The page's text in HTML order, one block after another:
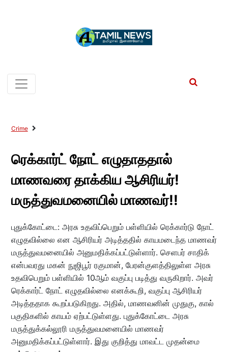
Crime
ரெக்கார்ட் நோட் எழுதாததால்
மாணவரை தாக்கிய ஆசிரியர்!
மருத்துவமனையில் மாணவர்!!
புதுக்கோட்டை: அரசு உதவிப்பெறும் பள்ளியில் ரெக்கார்டு நோட்
எழுதவில்லை என ஆசிரியர் அடித்ததில் காயமடைந்த மாணவர்
மருத்துவமனையில் அனுமதிக்கப்பட்டுள்ளார். செளபர் சாதிக்
என்பவரது மகன் நுஜிபூர் ரகுமான், பேரன்குளத்திலுள்ள அரசு
உதவிபெறும் பள்ளியில் 10ஆம் வகுப்பு படித்து வருகிறார். அவர்
ரெக்கார்ட் நோட் எழுதவில்லை எனக்கூறி, வகுப்பு ஆசிரியர்
அடித்ததாக கூறப்படுகிறது. அதில், மாணவனின் முதுகு, கால்
பகுதிகளில் காயம் ஏற்பட்டுள்ளது. புதுக்கோட்டை அரசு
மருத்துக்கல்லூரி மருத்துவமனையில் மாணவர்
அனுமதிக்கப்பட்டுள்ளார். இது குறித்து மாவட்ட முதன்மை